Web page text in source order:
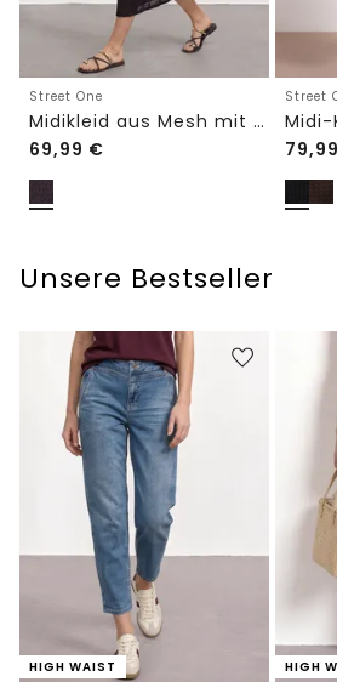
Street One
Midikleid aus Mesh mit Leo-Print
69,99 €
Street
79,99
Unsere Bestseller
HIGH WAIST HIGH